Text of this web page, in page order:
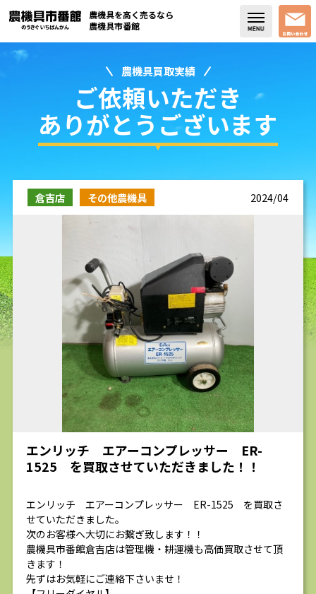
買取実績
コラム・スタッフブログ
取り扱い商品
販売中の農機具
よく頂く質問
お問い合わせ
農機具を高く売るなら
農機具市番館
農機具買取実績
ご依頼いただき
ありがとうございます
倉吉店 その他農機具 2024/04
エンリッチ エアーコンプレッサー ER-
1525 を買取させていただきました！！
エンリッチ エアーコンプレッサー ER-1525 を買取さ
せていただきました。
次のお客様へ大切にお繋ぎ致します！！
農機具市番館倉吉店は管理機・耕運機も高価買取させて頂
きます！
先ずはお気軽にご連絡下さいませ！